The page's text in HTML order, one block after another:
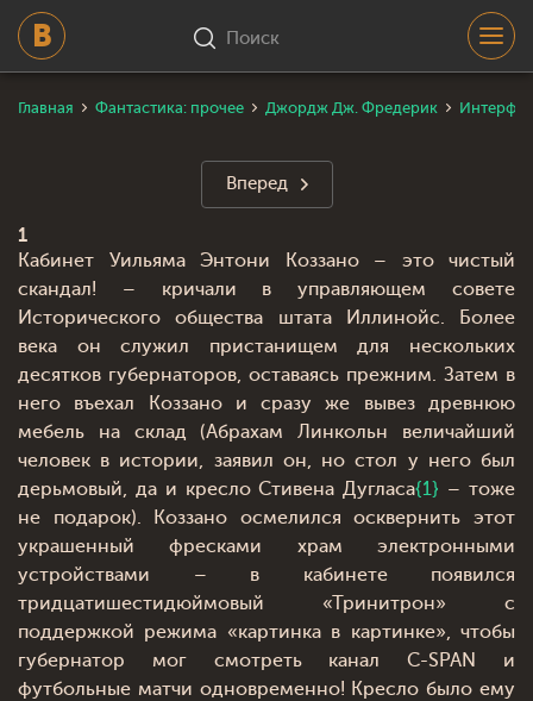
Поиск
Главная Фантастика: прочее Джордж Дж. Фредерик
Вперед
1
Кабинет Уильяма Энтони Коззано – это чистый
скандал! – кричали в управляющем совете
Исторического общества штата Иллинойс. Более
века он служил пристанищем для нескольких
десятков губернаторов, оставаясь прежним. Затем в
него въехал Коззано и сразу же вывез древнюю
мебель на склад (Абрахам Линкольн величайший
человек в истории, заявил он, но стол у него был
дерьмовый, да и кресло Стивена Дугласа{1} – тоже
не подарок). Коззано осмелился осквернить этот
украшенный фресками храм электронными
устройствами – в кабинете появился
тридцатишестидюймовый «Тринитрон» с
поддержкой режима «картинка в картинке», чтобы
губернатор мог смотреть канал C-SPAN и
футбольные матчи одновременно! Кресло было ему